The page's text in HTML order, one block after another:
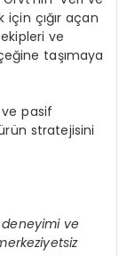
için çığır açan
ve
taşımaya
pasif
stratejisini
deneyimi ve